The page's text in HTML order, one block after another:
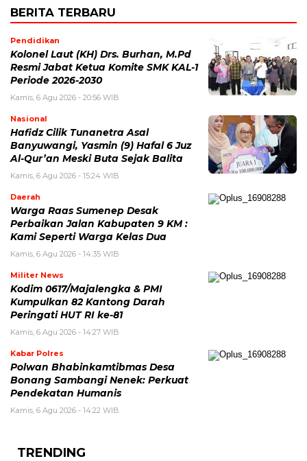
BERITA TERBARU
Pendidikan
Kolonel Laut (KH) Drs. Burhan, M.Pd
Resmi Jabat Ketua Komite SMK KAL-1
Periode 2026-2030
Kamis, 6 Agu 2026 - 20:56 WIB
Nasional
Hafidz Cilik Tunanetra Asal
Banyuwangi, Yasmin (9) Hafal 6 Juz
Al-Qur’an Meski Buta Sejak Balita
Kamis, 6 Agu 2026 - 15:24 WIB
Daerah
Warga Raas Sumenep Desak
Perbaikan Jalan Kabupaten 9 KM :
Kami Seperti Warga Kelas Dua
Kamis, 6 Agu 2026 - 14:35 WIB
Militer News
Kodim 0617/Majalengka & PMI
Kumpulkan 82 Kantong Darah
Peringati HUT RI ke-81
Kamis, 6 Agu 2026 - 14:27 WIB
Kabar Polres
Polwan Bhabinkamtibmas Desa
Bonang Sambangi Nenek: Perkuat
Pendekatan Humanis
Kamis, 6 Agu 2026 - 14:22 WIB
TRENDING